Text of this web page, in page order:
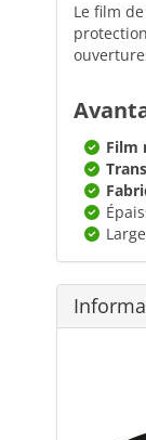
Le film
Film